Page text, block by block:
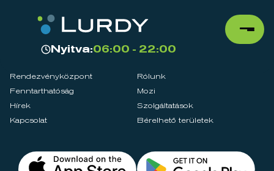
Nyitva:06:00 - 22:00
Rendezvényközpont
Rólunk
Fenntarthatóság
Mozi
Hírek
Szolgáltatások
Kapcsolat
Bérelhető területek